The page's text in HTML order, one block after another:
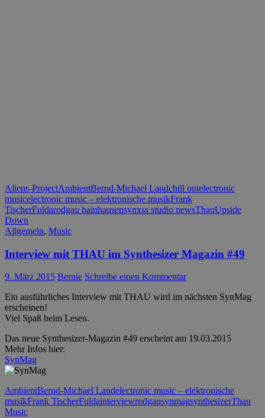
Aliens-ProjectAmbientBernd-Michael Landchill outelectronic
musicelectronic music – elektronische musikFrank
TischerFuldarodgau hainhausensynxss studio newsThauUpside
Down
Allgemein, Music
Interview mit THAU im Synthesizer Magazin #49
9. März 2015 Bernie Schreibe einen Kommentar
Ein ausführliches Interview mit THAU wird im nächsten SynMag
erscheinen!
Viel Spaß beim Lesen.
Das neue Synthesizer-Magazin #49 erscheint am 19.03.2015
Mehr Infos hier:
SynMag
AmbientBernd-Michael Landelectronic music – elektronische
musikFrank TischerFuldainterviewrodgausynmagsynthesizerThau
Music